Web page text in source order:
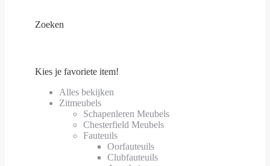
Zoeken
Kies je favoriete item!
Alles bekijken
Zitmeubels
Schapenleren Meubels
Chesterfield Meubels
Fauteuils
Oorfauteuils
Clubfauteuils